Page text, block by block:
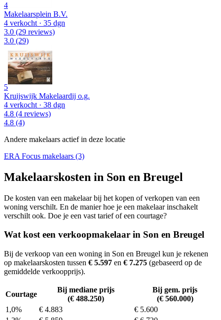
4
Makelaarsplein B.V.
4 verkocht · 35 dgn
3.0 (29 reviews)
3.0 (29)
5
Kruijswijk Makelaardij o.g.
4 verkocht · 38 dgn
4.8 (4 reviews)
4.8 (4)
Andere makelaars actief in deze locatie
ERA Focus makelaars (3)
Makelaarskosten in Son en Breugel
De kosten van een makelaar bij het kopen of verkopen van een
woning verschilt. En de manier hoe je een makelaar inschakelt
verschilt ook. Doe je een vast tarief of een courtage?
Wat kost een verkoopmakelaar in Son en Breugel
Bij de verkoop van een woning in Son en Breugel kun je rekenen
op makelaarskosten tussen € 5.597 en € 7.275 (gebaseerd op de
gemiddelde verkoopprijs).
Courtage
Bij mediane prijs
(€ 488.250)
Bij gem. prijs
(€ 560.000)
1,0%
€ 4.883
€ 5.600